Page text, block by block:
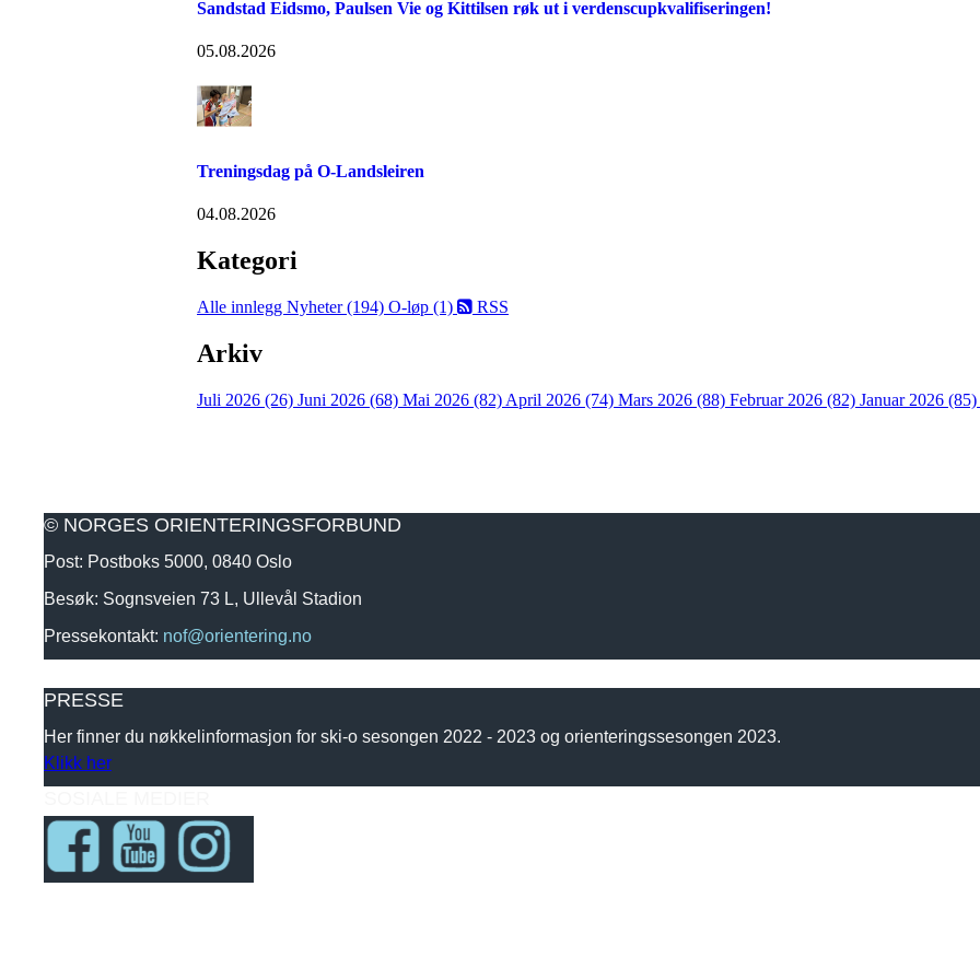
Sandstad Eidsmo, Paulsen Vie og Kittilsen røk ut i verdenscupkvalifiseringen!
05.08.2026
Treningsdag på O-Landsleiren
04.08.2026
Kategori
Alle innlegg Nyheter (194) O-løp (1) RSS
Arkiv
Juli 2026 (26) Juni 2026 (68) Mai 2026 (82) April 2026 (74) Mars 2026 (88) Februar 2026 (82) Januar 2026 (85)
© NORGES ORIENTERINGSFORBUND
Post: Postboks 5000, 0840 Oslo
Besøk: Sognsveien 73 L, Ullevål Stadion
Pressekontakt: nof@orientering.no
PRESSE
Her finner du nøkkelinformasjon for ski-o sesongen 2022 - 2023 og orienteringssesongen 2023.
Klikk her